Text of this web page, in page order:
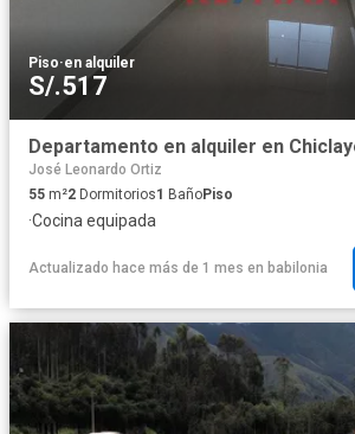
Piso·en alquiler
S/.517
José Leonardo Ortiz
55 m²2 Dormitorios1 BañoPiso
·Cocina equipada
Actualizado hace más de 1 mes en babilonia